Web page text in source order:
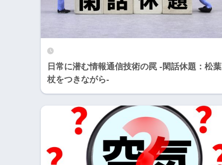
日常に潜む情報通信技術の罠 -閑話休題：松葉
杖をつきながら-